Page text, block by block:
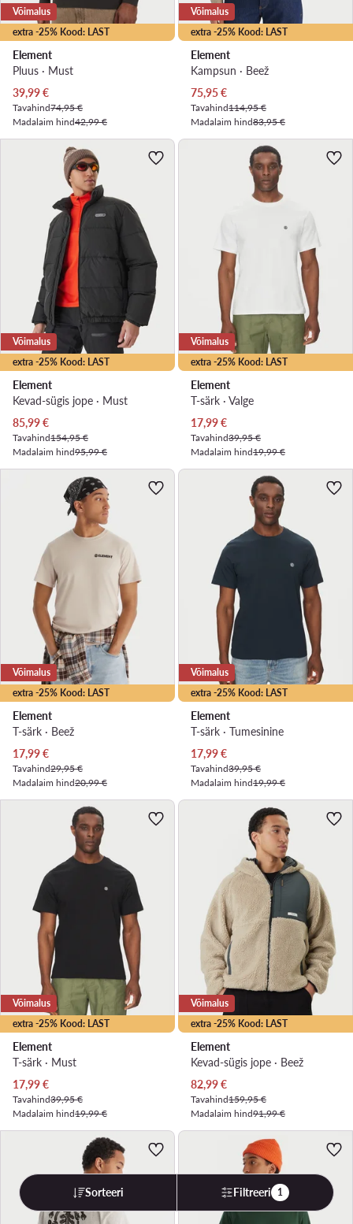
extra -25% Kood: LAST
Võimalus
Element
Pluus · Must
Praegune hind
39,99€
Tavahind74,95 €
Madalaim hind42,99 €
extra -25% Kood: LAST
Võimalus
Element
Kampsun · Beež
Praegune hind
75,95€
Tavahind114,95 €
Madalaim hind83,95 €
extra -25% Kood: LAST
Võimalus
Element
Kevad-sügis jope · Must
Praegune hind
85,99€
Tavahind154,95 €
Madalaim hind95,99 €
extra -25% Kood: LAST
Võimalus
Element
T-särk · Valge
Praegune hind
17,99€
Tavahind39,95 €
Madalaim hind19,99 €
extra -25% Kood: LAST
Võimalus
Element
T-särk · Beež
Praegune hind
17,99€
Tavahind29,95 €
Madalaim hind20,99 €
extra -25% Kood: LAST
Võimalus
Element
T-särk · Tumesinine
Praegune hind
17,99€
Tavahind39,95 €
Madalaim hind19,99 €
extra -25% Kood: LAST
Võimalus
Element
T-särk · Must
Praegune hind
17,99€
Tavahind39,95 €
Madalaim hind19,99 €
extra -25% Kood: LAST
Võimalus
Element
Kevad-sügis jope · Beež
Praegune hind
82,99€
Tavahind159,95 €
Madalaim hind91,99 €
Sorteeri Filtreeri 1